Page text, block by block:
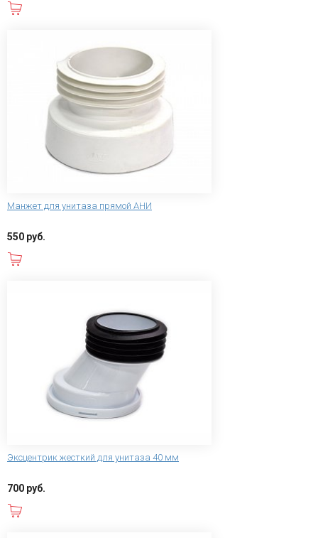
Манжет для унитаза прямой АНИ
550 руб.
Эксцентрик жесткий для унитаза 40 мм
700 руб.